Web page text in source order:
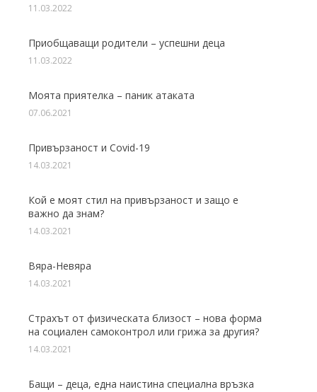
11.03.2022
Приобщаващи родители – успешни деца
11.03.2022
Моята приятелка – паник атаката
07.06.2021
Привързаност и Covid-19
14.03.2021
Кой е моят стил на привързаност и защо е
важно да знам?
14.03.2021
Вяра-Невяра
14.03.2021
Страхът от физическата близост – нова форма
на социален самоконтрол или грижа за другия?
14.03.2021
Бащи – деца, една наистина специална връзка